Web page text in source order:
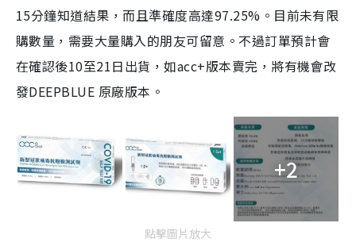
15分鐘知道結果，而且準確度高達97.25%。目前未有限
購數量，需要大量購入的朋友可留意。不過訂單預計會
在確認後10至21日出貨，如acc+版本賣完，將有機會改
發DEEPBLUE 原廠版本。
+2
點擊圖片放大